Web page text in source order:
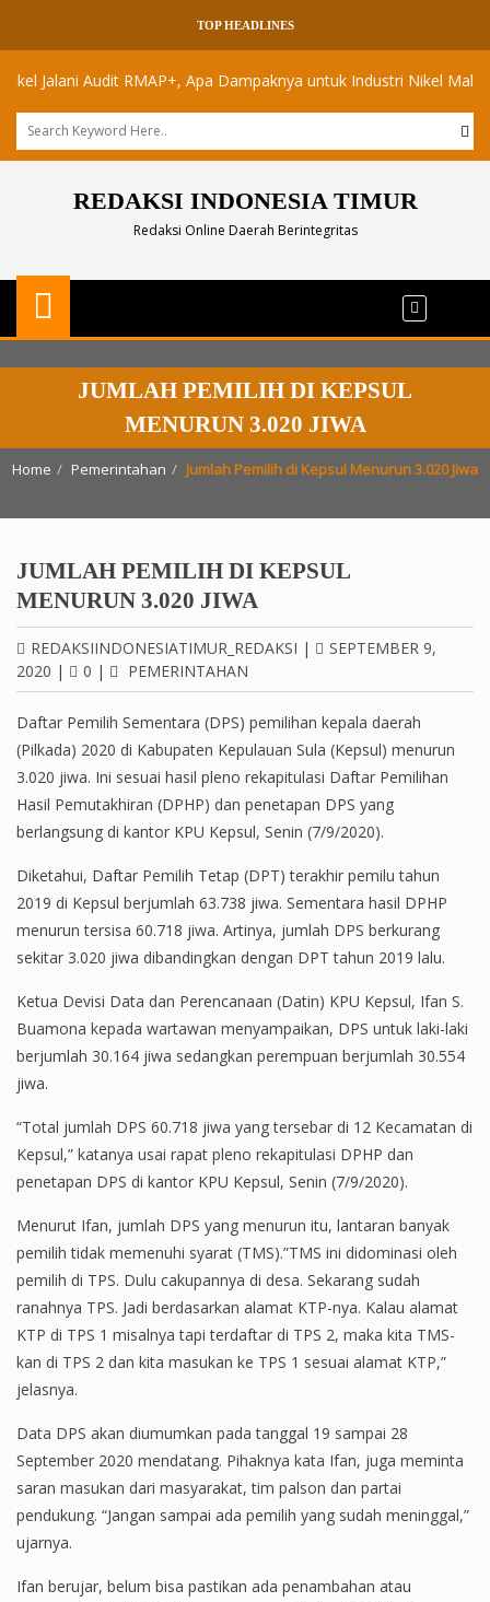
TOP HEADLINES
Audit RMAP+, Apa Dampaknya untuk Industri Nikel Maluku
REDAKSI INDONESIA TIMUR
Redaksi Online Daerah Berintegritas
JUMLAH PEMILIH DI KEPSUL
MENURUN 3.020 JIWA
Home Pemerintahan Jumlah Pemilih di Kepsul Menurun 3.020 Jiwa
JUMLAH PEMILIH DI KEPSUL
MENURUN 3.020 JIWA
REDAKSIINDONESIATIMUR_REDAKSI |
SEPTEMBER 9,
2020 | 0 | PEMERINTAHAN
Daftar Pemilih Sementara (DPS) pemilihan kepala daerah
(Pilkada) 2020 di Kabupaten Kepulauan Sula (Kepsul) menurun
3.020 jiwa. Ini sesuai hasil pleno rekapitulasi Daftar Pemilihan
Hasil Pemutakhiran (DPHP) dan penetapan DPS yang
berlangsung di kantor KPU Kepsul, Senin (7/9/2020).
Diketahui, Daftar Pemilih Tetap (DPT) terakhir pemilu tahun
2019 di Kepsul berjumlah 63.738 jiwa. Sementara hasil DPHP
menurun tersisa 60.718 jiwa. Artinya, jumlah DPS berkurang
sekitar 3.020 jiwa dibandingkan dengan DPT tahun 2019 lalu.
Ketua Devisi Data dan Perencanaan (Datin) KPU Kepsul, Ifan S.
Buamona kepada wartawan menyampaikan, DPS untuk laki-laki
berjumlah 30.164 jiwa sedangkan perempuan berjumlah 30.554
jiwa.
“Total jumlah DPS 60.718 jiwa yang tersebar di 12 Kecamatan di
Kepsul,” katanya usai rapat pleno rekapitulasi DPHP dan
penetapan DPS di kantor KPU Kepsul, Senin (7/9/2020).
Menurut Ifan, jumlah DPS yang menurun itu, lantaran banyak
pemilih tidak memenuhi syarat (TMS).”TMS ini didominasi oleh
pemilih di TPS. Dulu cakupannya di desa. Sekarang sudah
ranahnya TPS. Jadi berdasarkan alamat KTP-nya. Kalau alamat
KTP di TPS 1 misalnya tapi terdaftar di TPS 2, maka kita TMS-
kan di TPS 2 dan kita masukan ke TPS 1 sesuai alamat KTP,”
jelasnya.
Data DPS akan diumumkan pada tanggal 19 sampai 28
September 2020 mendatang. Pihaknya kata Ifan, juga meminta
saran masukan dari masyarakat, tim palson dan partai
pendukung. “Jangan sampai ada pemilih yang sudah meninggal,”
ujarnya.
Ifan berujar, belum bisa pastikan ada penambahan atau